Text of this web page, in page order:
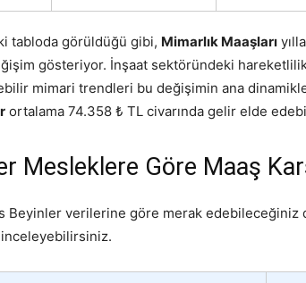
tabloda görüldüğü gibi, Mimarlık Maaşları
gösteriyor. İnşaat sektöründeki
mimari trendleri bu değişimin ana
ortalama 74.358 ₺ TL civarında gelir elde
Mesleklere Göre Maaş
Beyinler verilerine göre merak edebileceğiniz